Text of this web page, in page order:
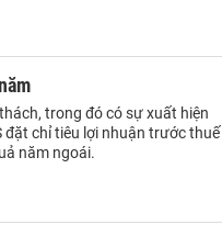
trong đó có sự xuất hiện
đặt chỉ tiêu lợi nhuận trước thuế
năm ngoái.